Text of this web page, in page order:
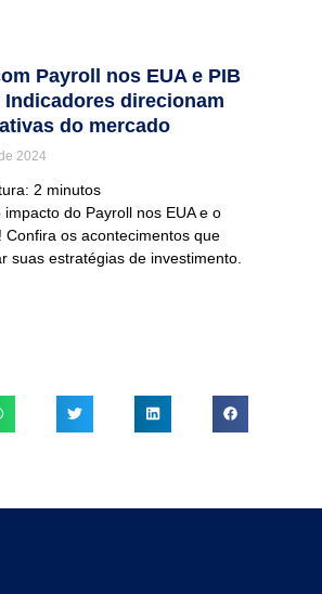
Payroll nos EUA e PIB
direcionam
do mercado
2024
2 minutos
do Payroll nos EUA e o
Confira os acontecimentos que
suas estratégias de investimento.